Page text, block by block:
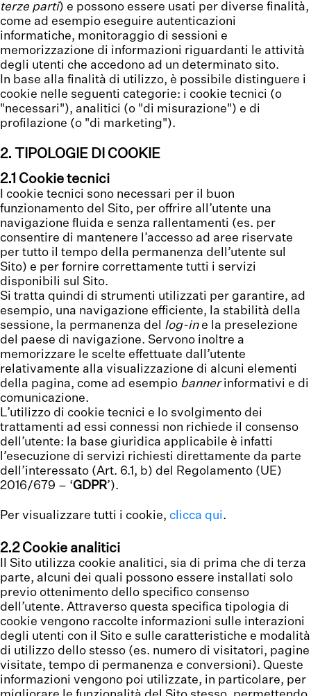
terze parti) e possono essere usati per diverse finalità,
come ad esempio eseguire autenticazioni
informatiche, monitoraggio di sessioni e
memorizzazione di informazioni riguardanti le attività
degli utenti che accedono ad un determinato sito.
In base alla finalità di utilizzo, è possibile distinguere i
cookie nelle seguenti categorie: i cookie tecnici (o
"necessari"), analitici (o "di misurazione") e di
profilazione (o "di marketing").
2. TIPOLOGIE DI COOKIE
2.1 Cookie tecnici
I cookie tecnici sono necessari per il buon
funzionamento del Sito, per offrire all’utente una
navigazione fluida e senza rallentamenti (es. per
consentire di mantenere l’accesso ad aree riservate
per tutto il tempo della permanenza dell’utente sul
Sito) e per fornire correttamente tutti i servizi
disponibili sul Sito.
Si tratta quindi di strumenti utilizzati per garantire, ad
esempio, una navigazione efficiente, la stabilità della
sessione, la permanenza del log-in e la preselezione
del paese di navigazione. Servono inoltre a
memorizzare le scelte effettuate dall’utente
relativamente alla visualizzazione di alcuni elementi
della pagina, come ad esempio bannerinformativi e di
comunicazione.
L’utilizzo di cookie tecnici e lo svolgimento dei
trattamenti ad essi connessi non richiede il consenso
dell’utente: la base giuridica applicabile è infatti
l’esecuzione di servizi richiesti direttamente da parte
dell’interessato (Art. 6.1, b) del Regolamento (UE)
2016/679 – ‘GDPR’).
Per visualizzare tutti i cookie, clicca qui.
2.2 Cookie analitici
Il Sito utilizza cookie analitici, sia di prima che di terza
parte, alcuni dei quali possono essere installati solo
previo ottenimento dello specifico consenso
dell’utente. Attraverso questa specifica tipologia di
cookie vengono raccolte informazioni sulle interazioni
degli utenti con il Sito e sulle caratteristiche e modalità
di utilizzo dello stesso (es. numero di visitatori, pagine
visitate, tempo di permanenza e conversioni). Queste
informazioni vengono poi utilizzate, in particolare, per